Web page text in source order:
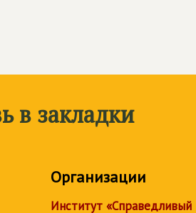
в закладки
Организации
Институт «Справедливый